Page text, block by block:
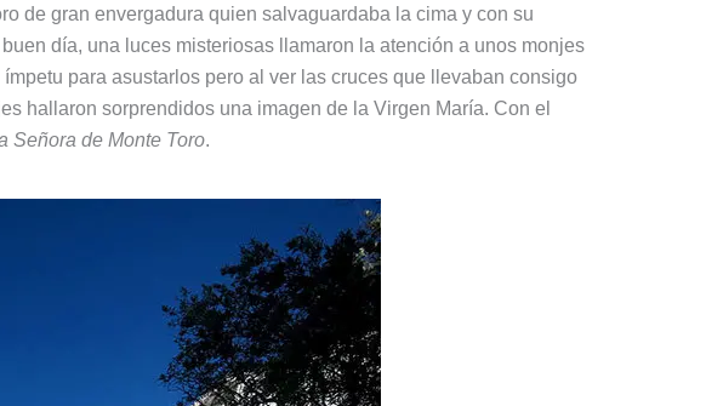
de gran envergadura quien salvaguardaba la cima y con su
día, una luces misteriosas llamaron la atención a unos monjes
para asustarlos pero al ver las cruces que llevaban consigo
hallaron sorprendidos una imagen de la Virgen María. Con el
Señora de Monte Toro.